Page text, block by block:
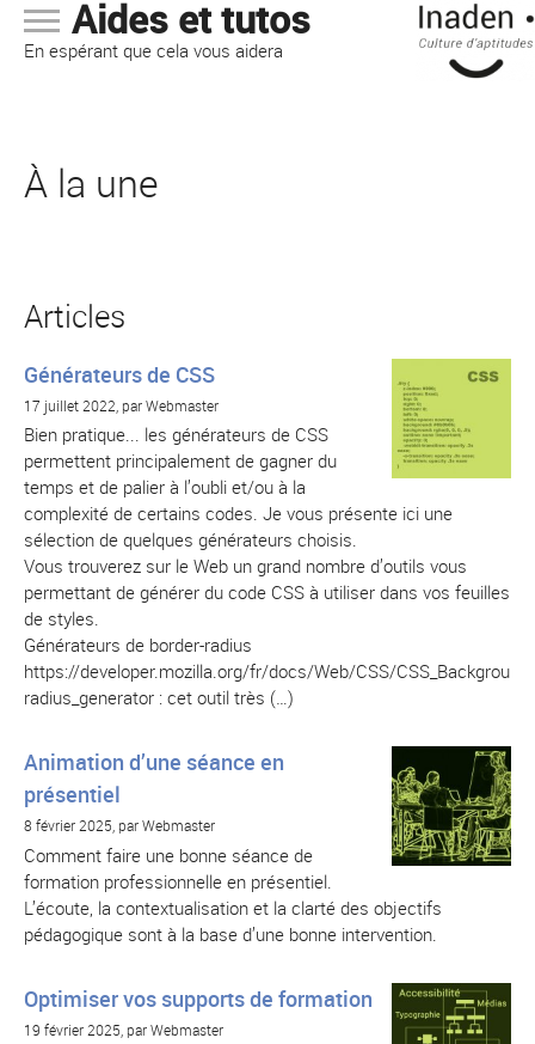
Aides et tutos
En espérant que cela vous aidera
À la une
Articles
Générateurs de CSS
17 juillet 2022, par Webmaster
Bien pratique... les générateurs de CSS
permettent principalement de gagner du
temps et de palier à l’oubli et/ou à la
complexité de certains codes. Je vous présente ici une
sélection de quelques générateurs choisis.
Vous trouverez sur le Web un grand nombre d’outils vous
permettant de générer du code CSS à utiliser dans vos feuilles
de styles.
Générateurs de border-radius
https://developer.mozilla.org/fr/docs/Web/CSS/
radius_generator : cet outil très (…)
Animation d’une séance en
présentiel
8 février 2025, par Webmaster
Comment faire une bonne séance de
formation professionnelle en présentiel.
L’écoute, la contextualisation et la clarté des objectifs
pédagogique sont à la base d’une bonne intervention.
Optimiser vos supports de formation
19 février 2025, par Webmaster